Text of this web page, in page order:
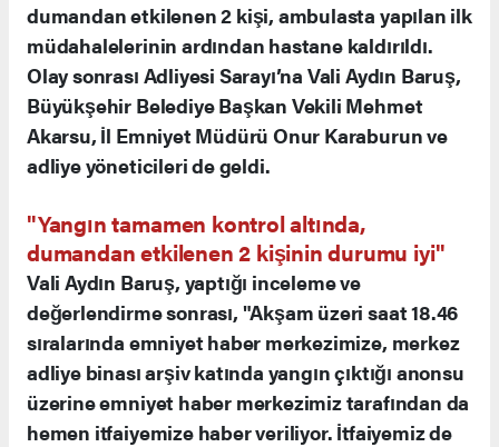
dumandan etkilenen 2 kişi, ambulasta yapılan ilk
müdahalelerinin ardından hastane kaldırıldı.
Olay sonrası Adliyesi Sarayı’na Vali Aydın Baruş,
Büyükşehir Belediye Başkan Vekili Mehmet
Akarsu, İl Emniyet Müdürü Onur Karaburun ve
adliye yöneticileri de geldi.
"Yangın tamamen kontrol altında,
dumandan etkilenen 2 kişinin durumu iyi"
Vali Aydın Baruş, yaptığı inceleme ve
değerlendirme sonrası, "Akşam üzeri saat 18.46
sıralarında emniyet haber merkezimize, merkez
adliye binası arşiv katında yangın çıktığı anonsu
üzerine emniyet haber merkezimiz tarafından da
hemen itfaiyemize haber veriliyor. İtfaiyemiz de